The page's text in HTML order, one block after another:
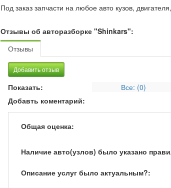
Под заказ запчасти на любое авто кузов,
Отзывы об авторазборке "Shinkars":
Отзывы
Добавить отзыв
Показать: Все: (0)
Добавть коментарий:
Общая оценка:
Наличие авто(узлов) было указано
Описание услуг было актуальным?: